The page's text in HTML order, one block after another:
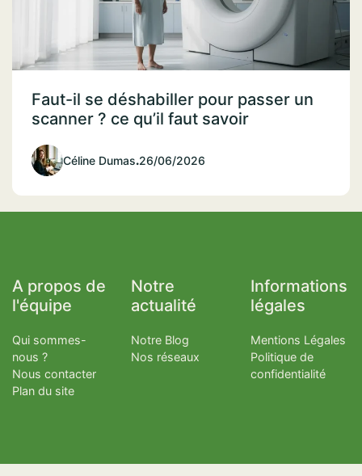
Faut-il se déshabiller pour passer un
scanner ? ce qu’il faut savoir
Céline Dumas.26/06/2026
A propos de
l'équipe
Qui sommes-
nous ?
Nous contacter
Plan du site
Notre
actualité
Notre Blog
Nos réseaux
Informations
légales
Mentions Légales
Politique de
confidentialité